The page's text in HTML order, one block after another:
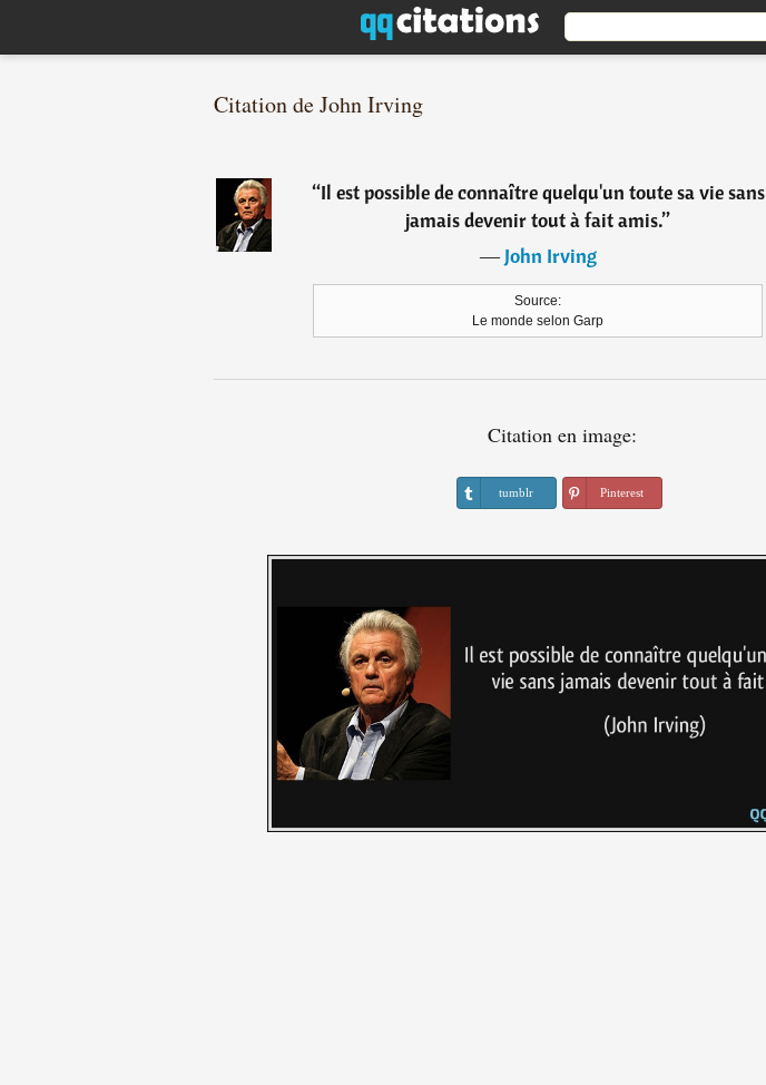
Citation de John Irving
“Il est possible de connaître quelqu'un toute sa vie sans
jamais devenir tout à fait amis.”
―John Irving
Source:
Le monde selon Garp
Citation en image:
tumblr Pinterest